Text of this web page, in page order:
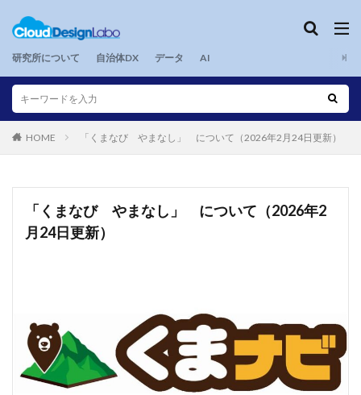
研究所について 自治体DX データ AI
HOME 「くまなび やまなし」 について（2026年2月24日更新）
「くまなび やまなし」 について（2026年2
月24日更新）